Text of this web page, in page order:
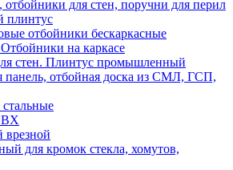
для стен, поручни для перил
отбойники бескаркасные
на каркасе
стен. Плинтус промышленный
панель, отбойная доска из СМЛ, ГСП,
для кромок стекла, хомутов,